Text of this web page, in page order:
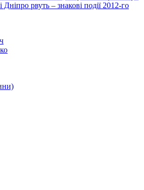
рвуть – знакові події 2012-го